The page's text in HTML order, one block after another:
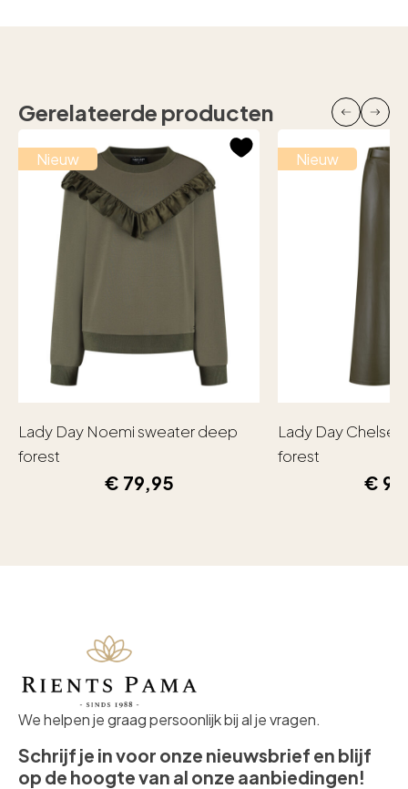
Gerelateerde producten
Nieuw
Lady Day Noemi sweater deep
forest
€ 79,95
Nieuw
Lady Day
forest
€
We helpen je graag persoonlijk bij al je vragen.
Schrijf je in voor onze nieuwsbrief en blijf
op de hoogte van al onze aanbiedingen!